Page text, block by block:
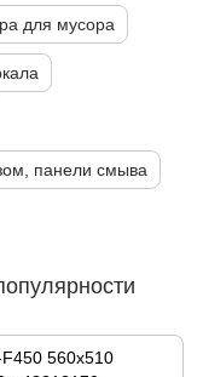
для мусора
панели смыва